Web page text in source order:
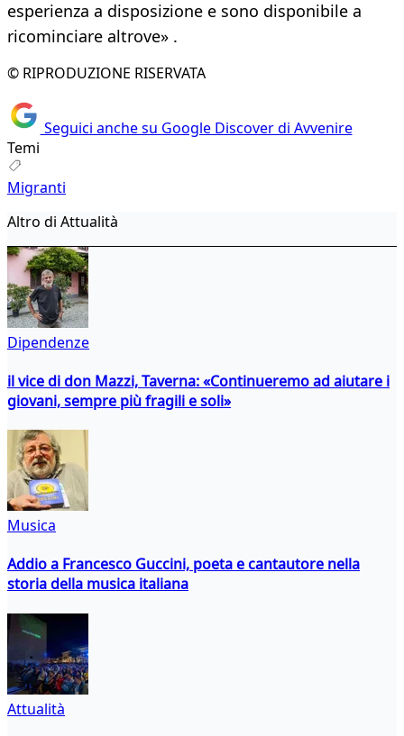
esperienza a disposizione e sono disponibile a
ricominciare altrove» .
© RIPRODUZIONE RISERVATA
Seguici anche su Google Discover di Avvenire
Temi
Migranti
Altro di Attualità
Dipendenze
il vice di don Mazzi, Taverna: «Continueremo ad aiutare i
giovani, sempre più fragili e soli»
Musica
Addio a Francesco Guccini, poeta e cantautore nella
storia della musica italiana
Attualità